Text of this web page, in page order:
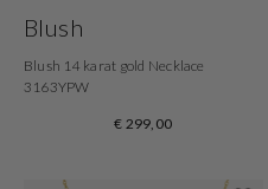
Blush
Blush 14 karat gold Necklace
3163YPW
€ 299,00